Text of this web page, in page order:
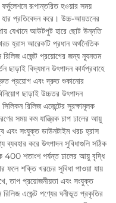
ফর্মুলেশনে রূপান্তরিত হওয়ার সময়
হার প্রতিবেদন করে। উচ্চ-আয়তনের
যেখানে আউটপুট হারে ছোট উন্নতি
হ্রাস আরেকটি প্রধান অর্থনৈতিক
রিলিজ এজেন্ট প্রয়োগের জন্য ন্যূনতম
বিদ্যমান উৎপাদন কার্যপ্রবাহে
প্রয়োগ এবং দ্রুত শুকানোর
ছাড়াই উচ্চতর উৎপাদন
রিলিজ এজেন্টের সুরক্ষামূলক
সময় কম যান্ত্রিক চাপ ঢালের আয়ু
এবং সংযুক্ত ডাউনটাইম খরচ হ্রাস
করে উৎপাদন সুবিধাগুলি সঠিক
400 শতাংশ পর্যন্ত ঢালের আয়ু বৃদ্ধি
ফলে শক্তি খরচের সুবিধা পাওয়া যায়
তাপ প্রয়োজনীয়তা এবং সংযুক্ত
এজেন্ট পণ্যের ঘনীভূত প্রকৃতির